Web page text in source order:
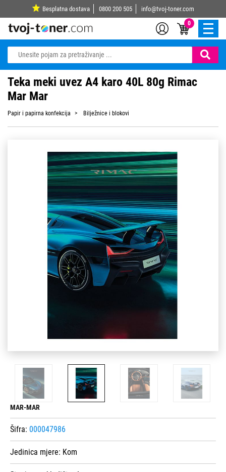
Besplatna dostava 0800 200 505 info@tvoj-toner.com
0
Teka meki uvez A4 karo 40L 80g Rimac
Mar Mar
Papir i papirna konfekcija Bilježnice i blokovi
MAR-MAR
Šifra: 000047986
Jedinica mjere: Kom